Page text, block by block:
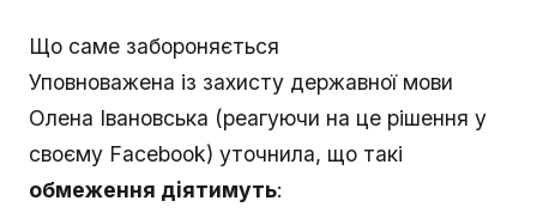
Що саме забороняється
Уповноважена із захисту державної мови
Олена Івановська (реагуючи на це рішення у
своєму Facebook) уточнила, що такі
обмеження діятимуть: